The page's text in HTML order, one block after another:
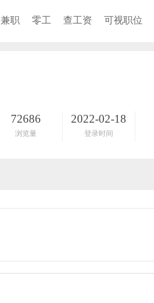
兼职 零工 查工资 可视职位
72686
浏览量
2022-02-18
登录时间